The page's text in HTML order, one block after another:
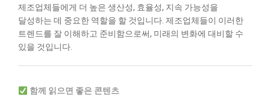
제조업체들에게 더 높은 생산성, 효율성, 지속 가능성을
달성하는 데 중요한 역할을 할 것입니다. 제조업체들이 이러한
트렌드를 잘 이해하고 준비함으로써, 미래의 변화에 대비할 수
있을 것입니다.
함께 읽으면 좋은 콘텐츠